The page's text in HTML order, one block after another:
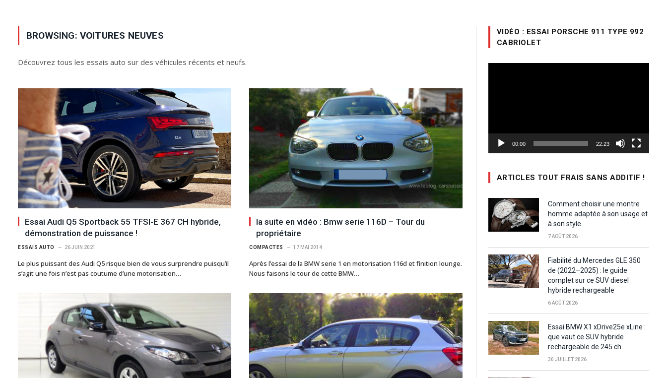
BROWSING: VOITURES NEUVES
Découvrez tous les essais auto sur des véhicules récents et neufs.
Essai Audi Q5 Sportback 55 TFSI-E 367 CH hybride,
démonstration de puissance !
ESSAIS AUTO 26 JUIN 2021
Le plus puissant des Audi Q5 risque bien de vous surprendre puisqu’il
s’agit une fois n’est pas coutume d’une motorisation…
la suite en vidéo : Bmw serie 116D – Tour du
propriétaire
COMPACTES 17 MAI 2014
Après l’essai de la BMW serie 1 en motorisation 116d et finition lounge.
Nous faisons le tour de cette BMW…
VIDÉO : ESSAI PORSCHE 911 TYPE 992
CABRIOLET
00:00 22:23
ARTICLES TOUT FRAIS SANS ADDITIF !
Comment choisir une montre
homme adaptée à son usage et
à son style
7 AOÛT 2026
Fiabilité du Mercedes GLE 350
de (2022–2025) : le guide
complet sur ce SUV diesel
hybride rechargeable
6 AOÛT 2026
Essai BMW X1 xDrive25e xLine :
que vaut ce SUV hybride
rechargeable de 245 ch
30 JUILLET 2026